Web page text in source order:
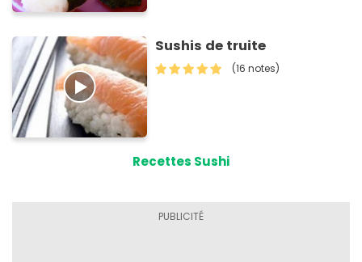
Sushis de truite
(16 notes)
Recettes Sushi